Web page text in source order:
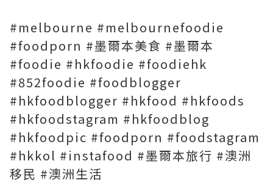
#melbourne #melbournefoodie
#foodporn #墨爾本美食 #墨爾本
#foodie #hkfoodie #foodiehk
#852foodie #foodblogger
#hkfoodblogger #hkfood #hkfoods
#hkfoodstagram #hkfoodblog
#hkfoodpic #foodporn #foodstagram
#hkkol #instafood #墨爾本旅行 #澳洲
移民 #澳洲生活